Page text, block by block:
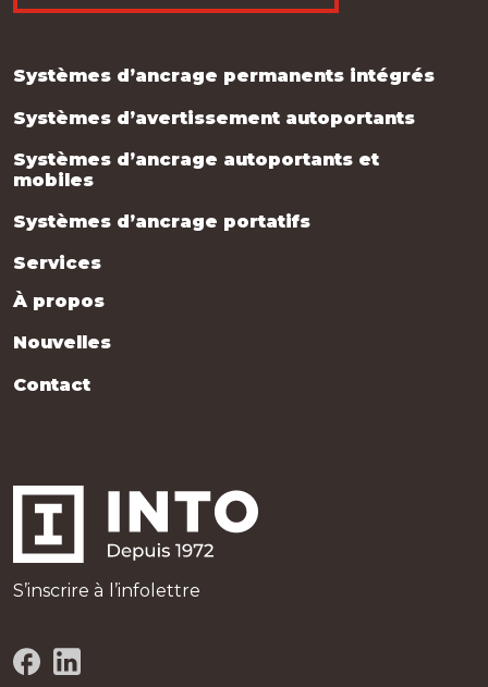
S’inscrire à l’infolettre
Systèmes d’ancrage permanents intégrés
Systèmes d’avertissement autoportants
Systèmes d’ancrage autoportants et
mobiles
Systèmes d’ancrage portatifs
Services
À propos
Nouvelles
Contact